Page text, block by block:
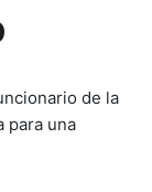
de la
para una